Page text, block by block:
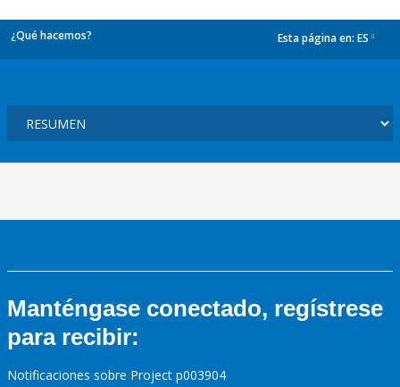
¿Qué hacemos? Esta página en: ES
Manténgase conectado, regístrese
para recibir:
Notificaciones sobre Project p003904